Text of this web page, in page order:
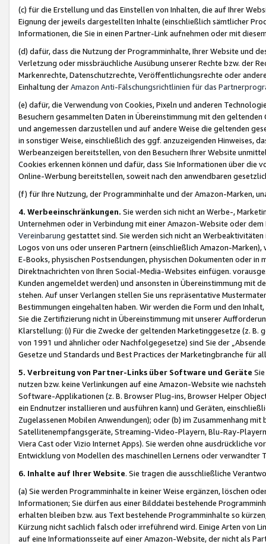
(c) für die Erstellung und das Einstellen von Inhalten, die auf Ihrer
Eignung der jeweils dargestellten Inhalte (einschließlich sämtlicher
Informationen, die Sie in einen Partner-Link aufnehmen oder mit
(d) dafür, dass die Nutzung der Programminhalte, Ihrer Website und
Verletzung oder missbräuchliche Ausübung unserer Rechte bzw. der
Markenrechte, Datenschutzrechte, Veröffentlichungsrechte oder
Einhaltung derAmazon Anti-Fälschungsrichtlinien für das
(e) dafür, die Verwendung von Cookies, Pixeln und anderen
Besuchern gesammelten Daten in Übereinstimmung mit den
und angemessen darzustellen und auf andere Weise die geltenden
in sonstiger Weise, einschließlich des ggf. anzuzeigenden Hinweises,
Werbeanzeigen bereitstellen, von den Besuchern Ihrer Website
Cookies erkennen können und dafür, dass Sie Informationen über die
Online-Werbung bereitstellen, soweit nach den anwendbaren
(f) für Ihre Nutzung, der Programminhalte und der Amazon-Marken,
4. Werbeeinschränkungen. Sie werden sich nicht an Werbe-,
Unternehmen oder in Verbindung mit einer Amazon-Website oder
Vereinbarung gestattet sind. Sie werden sich nicht an
Logos von uns oder unseren Partnern (einschließlich Amazon-
E-Books, physischen Postsendungen, physischen Dokumenten oder in
Direktnachrichten von Ihren Social-Media-Websites einfügen.
Kunden angemeldet werden) und ansonsten in Übereinstimmung mit
stehen. Auf unser Verlangen stellen Sie uns repräsentative
Bestimmungen eingehalten haben. Wir werden die Form und den
Sie die Zertifizierung nicht in Übereinstimmung mit unserer
Klarstellung: (i) Für die Zwecke der geltenden Marketinggesetze (z. B.
von 1991 und ähnlicher oder Nachfolgegesetze) sind Sie der
Gesetze und Standards und Best Practices der Marketingbranche für
5. Verbreitung von Partner-Links über Software und Geräte
nutzen bzw. keine Verlinkungen auf eine Amazon-Website wie
Software-Applikationen (z. B. Browser Plug-ins, Browser Helper
ein Endnutzer installieren und ausführen kann) und Geräten,
Zugelassenen Mobilen Anwendungen); oder (b) im Zusammenhang
Satellitenempfangsgeräte, Streaming-Video-Playern, Blu-Ray-
Viera Cast oder Vizio Internet Apps). Sie werden ohne ausdrückliche
Entwicklung von Modellen des maschinellen Lernens oder
6. Inhalte auf Ihrer Website. Sie tragen die ausschließliche
(a) Sie werden Programminhalte in keiner Weise ergänzen, löschen
Informationen; Sie dürfen aus einer Bilddatei bestehende
erhalten bleiben bzw. aus Text bestehende Programminhalte so
Kürzung nicht sachlich falsch oder irreführend wird. Einige Arten von
auf eine Informationsseite auf einer Amazon-Website, der nicht als